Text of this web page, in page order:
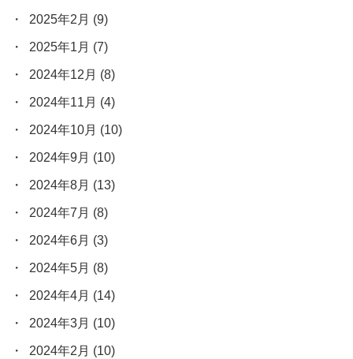
2025年2月 (9)
2025年1月 (7)
2024年12月 (8)
2024年11月 (4)
2024年10月 (10)
2024年9月 (10)
2024年8月 (13)
2024年7月 (8)
2024年6月 (3)
2024年5月 (8)
2024年4月 (14)
2024年3月 (10)
2024年2月 (10)